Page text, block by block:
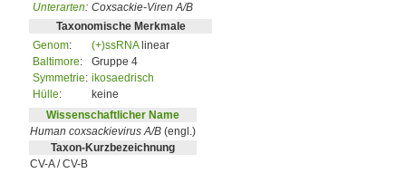
Unterarten: Coxsackie-Viren A/B
Taxonomische Merkmale
Genom: (+)ssRNAlinear
Baltimore:
Gruppe 4
Symmetrie: ikosaedrisch
Hülle:
keine
Wissenschaftlicher Name
Human coxsackievirus A/B (engl.)
Taxon-Kurzbezeichnung
CV-A / CV-B